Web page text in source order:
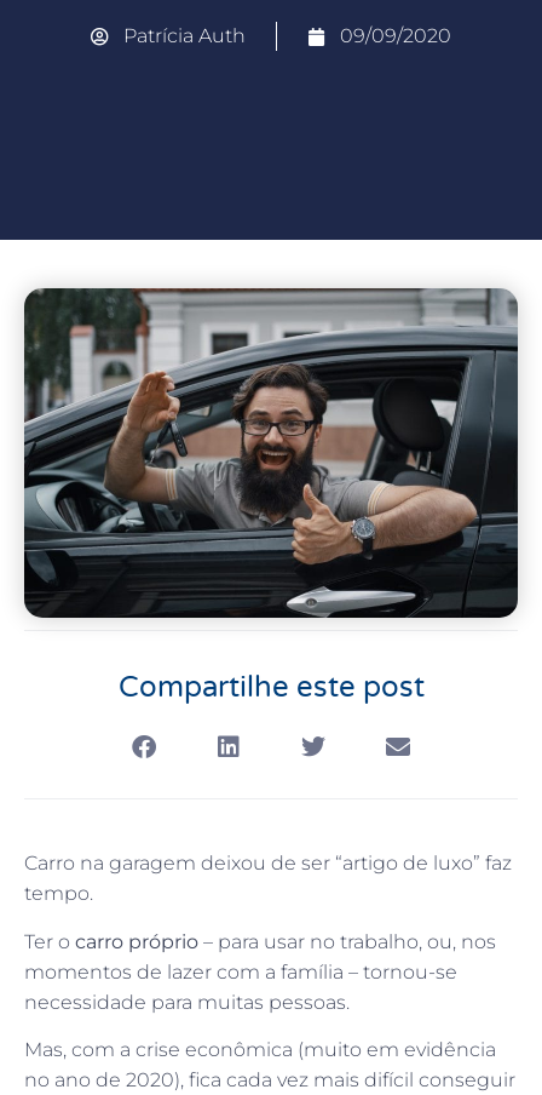
Patrícia Auth 09/09/2020
Compartilhe este post
Carro na garagem deixou de ser “artigo de luxo” faz
tempo.
Ter o carro próprio – para usar no trabalho, ou, nos
momentos de lazer com a família – tornou-se
necessidade para muitas pessoas.
Mas, com a crise econômica (muito em evidência
no ano de 2020), fica cada vez mais difícil conseguir